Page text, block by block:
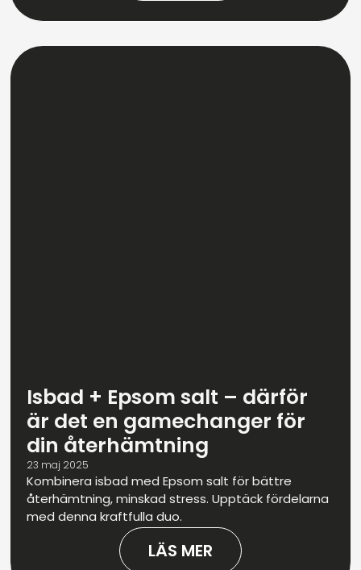
Isbad + Epsom salt – därför
är det en gamechanger för
din återhämtning
23 maj 2025
Kombinera isbad med Epsom salt för bättre
återhämtning, minskad stress. Upptäck fördelarna
med denna kraftfulla duo.
LÄS MER